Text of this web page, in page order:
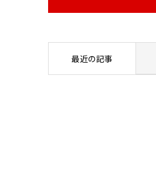
最近の記事